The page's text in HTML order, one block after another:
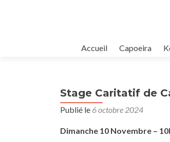
Accueil Capoeira
Stage Caritatif de
Publié le 6 octobre 2024
Dimanche 10 Novembre –